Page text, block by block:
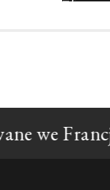
Francji